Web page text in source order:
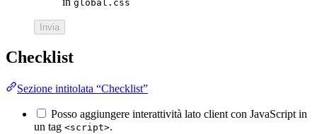
global.css
Invia
Checklist
Sezione intitolata “Checklist”
Posso aggiungere interattività lato client con JavaScript in
un tag <script>.